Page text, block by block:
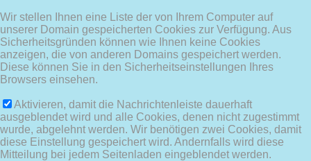
Wir stellen Ihnen eine Liste der von Ihrem Computer auf
unserer Domain gespeicherten Cookies zur Verfügung. Aus
Sicherheitsgründen können wie Ihnen keine Cookies
anzeigen, die von anderen Domains gespeichert werden.
Diese können Sie in den Sicherheitseinstellungen Ihres
Browsers einsehen.
Aktivieren, damit die Nachrichtenleiste dauerhaft
ausgeblendet wird und alle Cookies, denen nicht zugestimmt
wurde, abgelehnt werden. Wir benötigen zwei Cookies, damit
diese Einstellung gespeichert wird. Andernfalls wird diese
Mitteilung bei jedem Seitenladen eingeblendet werden.